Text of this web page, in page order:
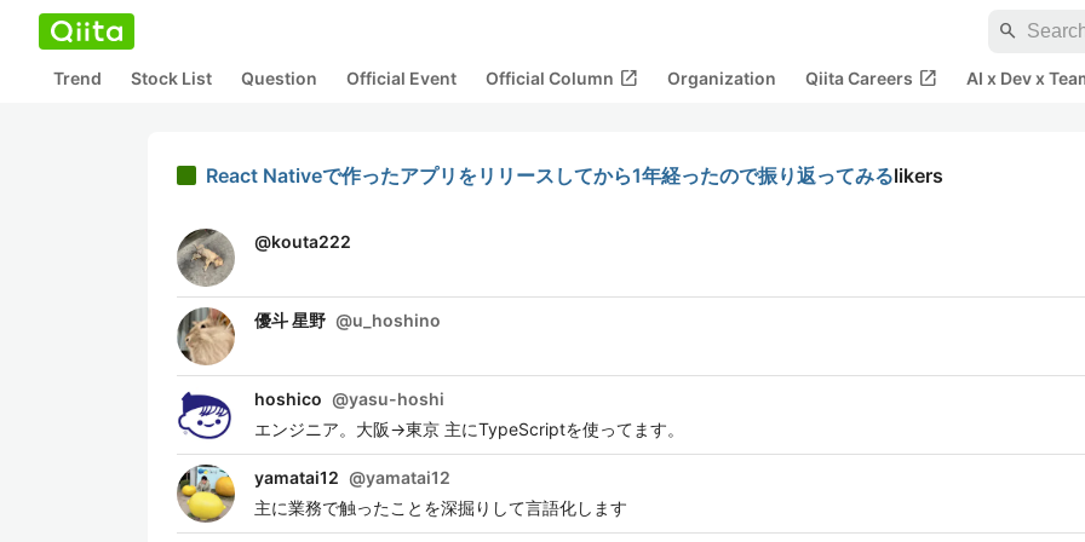
search
Trend Stock List Question Official Event Official Column open_in_new Organization Qiita Careers open_in_new AI x Dev x
React Nativeで作ったアプリをリリースしてから1年経ったので振り返ってみるlikers
@kouta222
優斗 星野 @u_hoshino
hoshico @yasu-hoshi
エンジニア。大阪→東京 主にTypeScriptを使ってます。
yamatai12 @yamatai12
主に業務で触ったことを深掘りして言語化します